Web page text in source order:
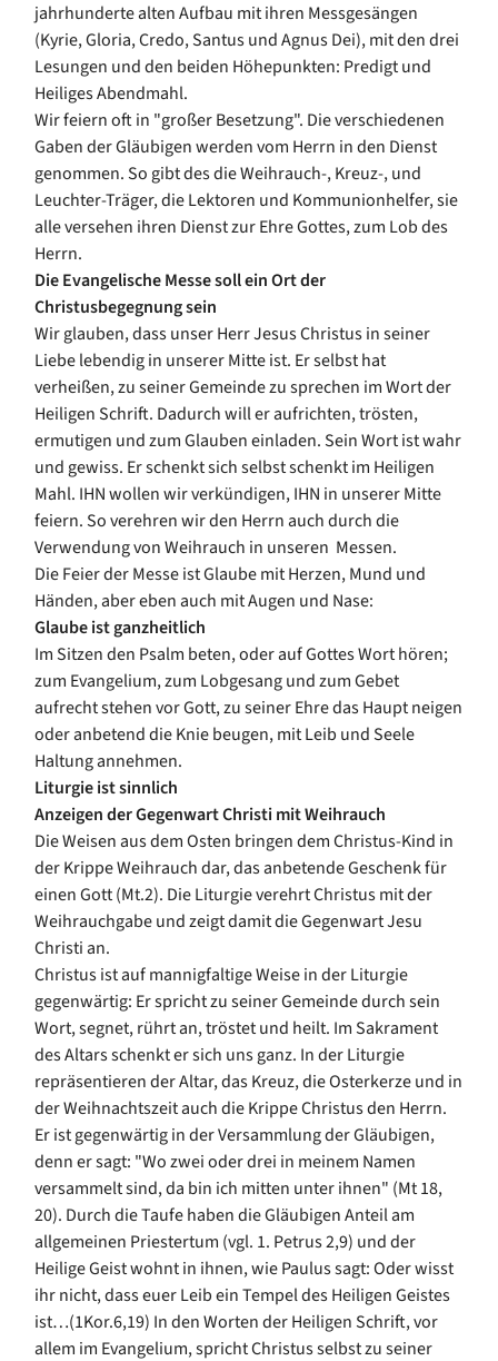
jahrhunderte alten Aufbau mit ihren Messgesängen
(Kyrie, Gloria, Credo, Santus und Agnus Dei), mit den drei
Lesungen und den beiden Höhepunkten: Predigt und
Heiliges Abendmahl.
Wir feiern oft in "großer Besetzung". Die verschiedenen
Gaben der Gläubigen werden vom Herrn in den Dienst
genommen. So gibt des die Weihrauch-, Kreuz-, und
Leuchter-Träger, die Lektoren und Kommunionhelfer, sie
alle versehen ihren Dienst zur Ehre Gottes, zum Lob des
Herrn.
Die Evangelische Messesoll ein Ort der
Christusbegegnung sein
Wir glauben, dass unser Herr Jesus Christus in seiner
Liebe lebendig in unserer Mitte ist. Er selbst hat
verheißen, zu seiner Gemeinde zu sprechen im Wort der
Heiligen Schrift. Dadurch will er aufrichten, trösten,
ermutigen und zum Glauben einladen. Sein Wort ist wahr
und gewiss. Er schenkt sich selbst schenkt im Heiligen
Mahl. IHN wollen wir verkündigen, IHN in unserer Mitte
feiern. So verehren wir den Herrn auch durch die
Verwendung von Weihrauch in unseren Messen.
Die Feier der Messe ist Glaube mit Herzen, Mund und
Händen, aber eben auch mit Augen und Nase:
Glaube ist ganzheitlich
Im Sitzen den Psalm beten, oder auf Gottes Wort hören;
zum Evangelium, zum Lobgesang und zum Gebet
aufrecht stehen vor Gott, zu seiner Ehre das Haupt neigen
oder anbetend die Knie beugen, mit Leib und Seele
Haltung annehmen.
Liturgie ist sinnlich
Anzeigen der Gegenwart Christi mit Weihrauch
Die Weisen aus dem Osten bringen dem Christus-Kind in
der Krippe Weihrauch dar, das anbetende Geschenk für
einen Gott (Mt.2). Die Liturgie verehrt Christus mit der
Weihrauchgabe und zeigt damit die Gegenwart Jesu
Christi an.
Christus ist auf mannigfaltige Weise in der Liturgie
gegenwärtig: Er spricht zu seiner Gemeinde durch sein
Wort, segnet, rührt an, tröstet und heilt. Im Sakrament
des Altars schenkt er sich uns ganz. In der Liturgie
repräsentieren der Altar, das Kreuz, die Osterkerze und in
der Weihnachtszeit auch die Krippe Christus den Herrn.
Er ist gegenwärtig in der Versammlung der Gläubigen,
denn er sagt: "Wo zwei oder drei in meinem Namen
versammelt sind, da bin ich mitten unter ihnen" (Mt 18,
20). Durch die Taufe haben die Gläubigen Anteil am
allgemeinen Priestertum (vgl. 1. Petrus 2,9) und der
Heilige Geist wohnt in ihnen, wie Paulus sagt: Oder wisst
ihr nicht, dass euer Leib ein Tempel des Heiligen Geistes
ist…(1Kor.6,19) In den Worten der Heiligen Schrift, vor
allem im Evangelium, spricht Christus selbst zu seiner